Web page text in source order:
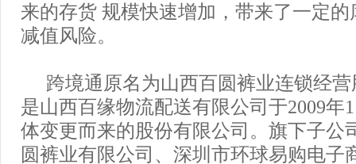
来的存货 规模快速增加，带来了一定
减值风险。
跨境通原名为山西百圆裤业连锁经
是山西百缘物流配送有限公司于2009年
体变更而来的股份有限公司。旗下子公
圆裤业有限公司、深圳市环球易购电子